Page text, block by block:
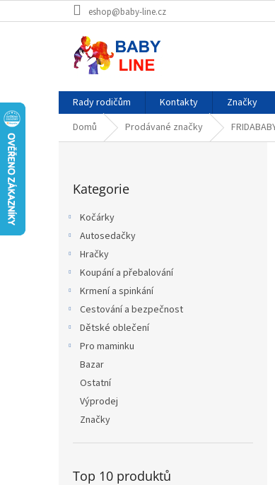
na
eshop@baby-line.cz
Rady rodičům Kontakty
Značky
Domů
Prodávané značky
kategorie
Kategorie
Kočárky
Autosedačky
Hračky
Koupání a přebalování
Krmení a spinkání
Cestování a bezpečnost
Dětské oblečení
Pro maminku
Bazar
Ostatní
Výprodej
Značky
Top 10 produktů